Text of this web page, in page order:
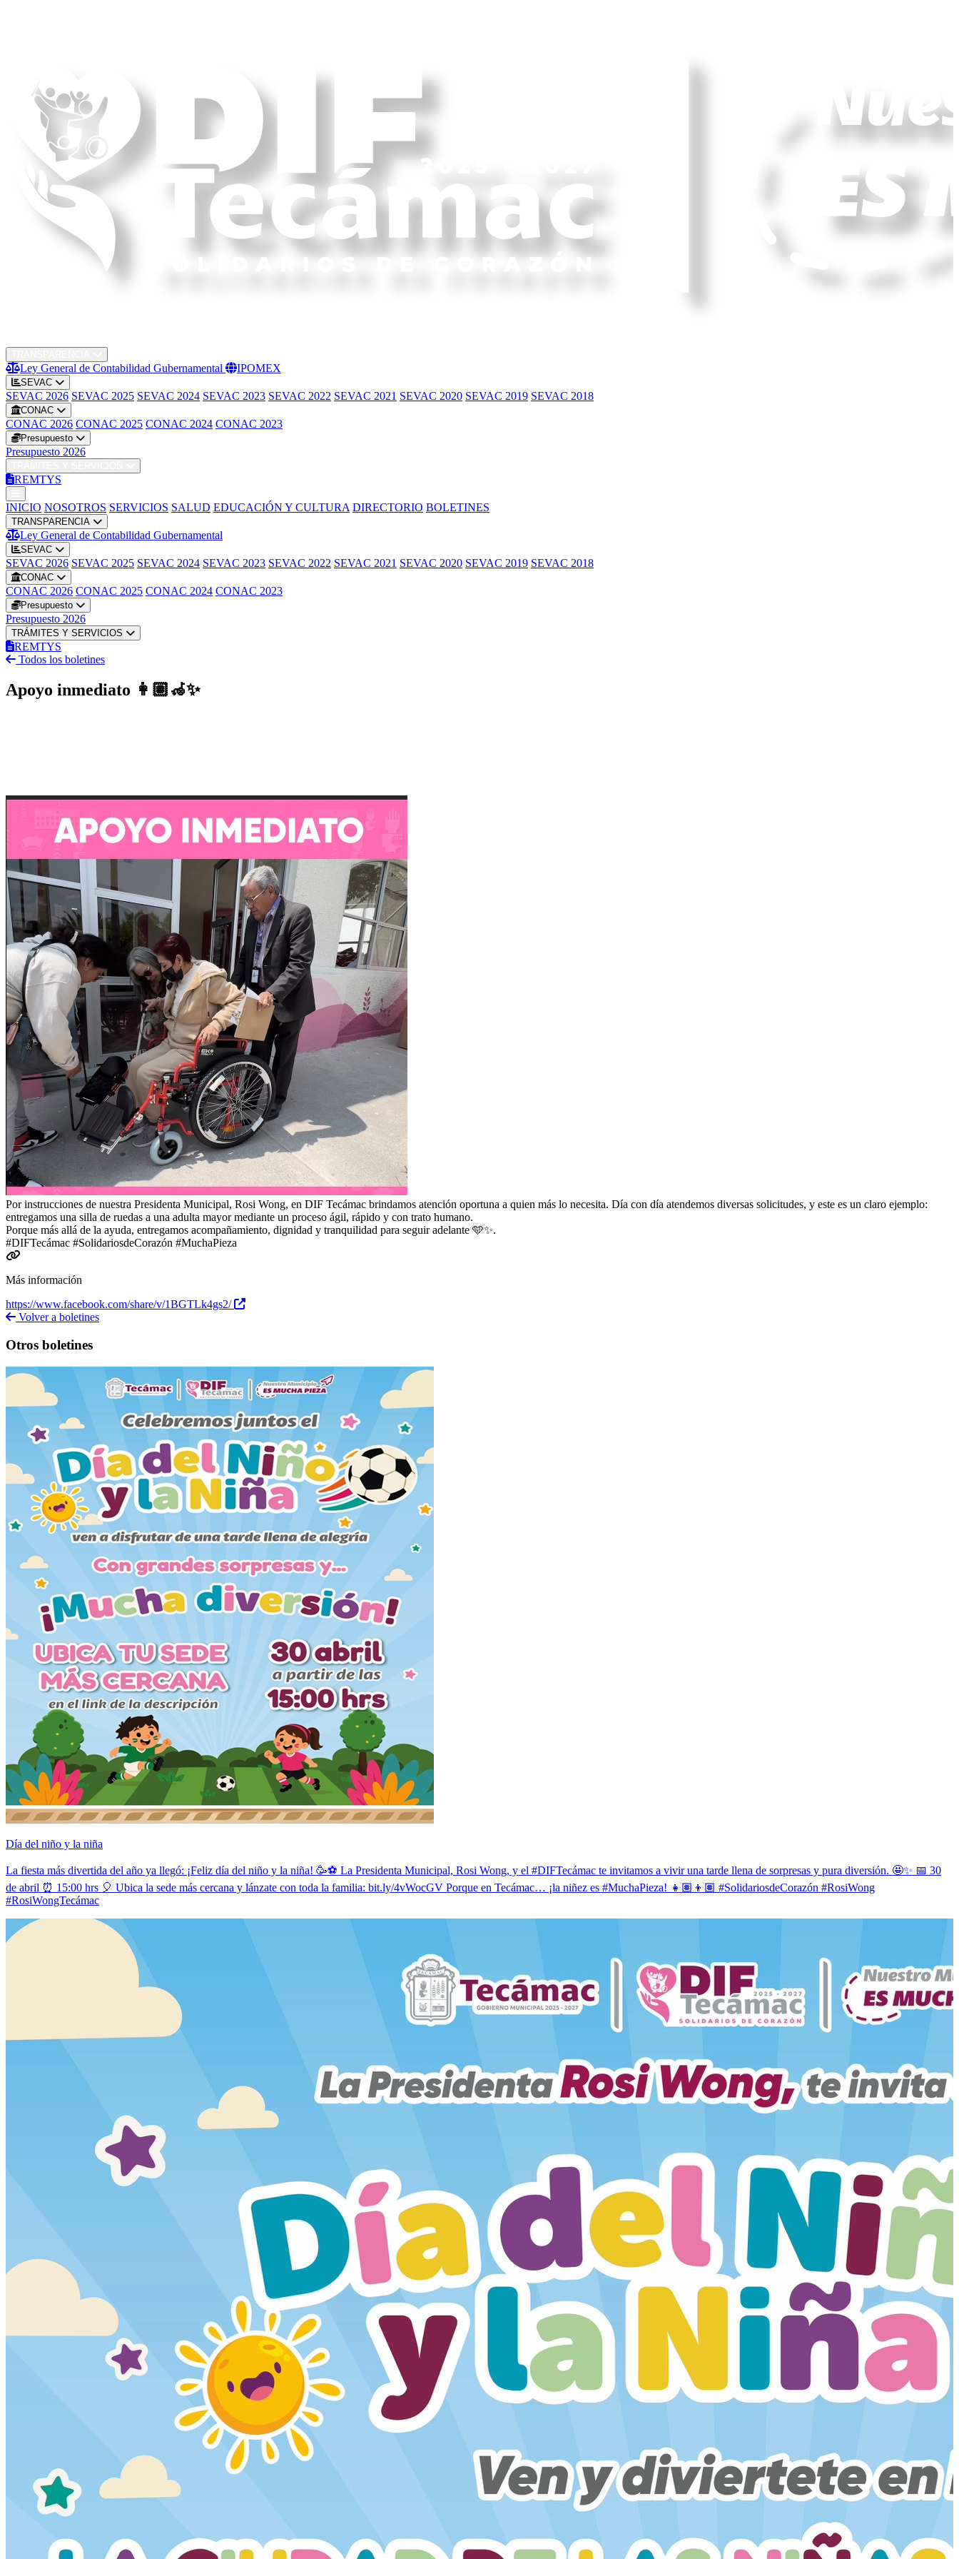
Ley General de Contabilidad Gubernamental IPOMEX
SEVAC
SEVAC 2026 SEVAC 2025 SEVAC 2024 SEVAC 2023 SEVAC 2022 SEVAC 2021 SEVAC 2020 SEVAC 2019 SEVAC 2018
CONAC
CONAC 2026 CONAC 2025 CONAC 2024 CONAC 2023
Presupuesto
Presupuesto 2026
REMTYS
INICIO NOSOTROS SERVICIOS SALUD EDUCACIÓN Y CULTURA DIRECTORIO BOLETINES
TRANSPARENCIA
Ley General de Contabilidad Gubernamental
SEVAC
SEVAC 2026 SEVAC 2025 SEVAC 2024 SEVAC 2023 SEVAC 2022 SEVAC 2021 SEVAC 2020 SEVAC 2019 SEVAC 2018
CONAC
CONAC 2026 CONAC 2025 CONAC 2024 CONAC 2023
Presupuesto
Presupuesto 2026
TRÁMITES Y SERVICIOS
REMTYS
Todos los boletines
Apoyo inmediato 👩🏽‍🦽✨
Por instrucciones de nuestra Presidenta Municipal, Rosi Wong, en DIF Tecámac brindamos atención oportuna a quien más lo necesita. Día con día atendemos diversas solicitudes, y este es un claro ejemplo:
entregamos una silla de ruedas a una adulta mayor mediante un proceso ágil, rápido y con trato humano.
Porque más allá de la ayuda, entregamos acompañamiento, dignidad y tranquilidad para seguir adelante 🩵✨.
#DIFTecámac #SolidariosdeCorazón #MuchaPieza
Más información
https://www.facebook.com/share/v/1BGTLk4gs2/
Volver a boletines
Otros boletines
Día del niño y la niña
La fiesta más divertida del año ya llegó: ¡Feliz día del niño y la niña! 🥳⚽ La Presidenta Municipal, Rosi Wong, y el #DIFTecámac te invitamos a vivir una tarde llena de sorpresas y pura diversión. 🤩✨ 📅 30
de abril ⏰ 15:00 hrs 🎈 Ubica la sede más cercana y lánzate con toda la familia: bit.ly/4vWocGV Porque en Tecámac… ¡la niñez es #MuchaPieza! 👧🏽👦🏽 #SolidariosdeCorazón #RosiWong
#RosiWongTecámac